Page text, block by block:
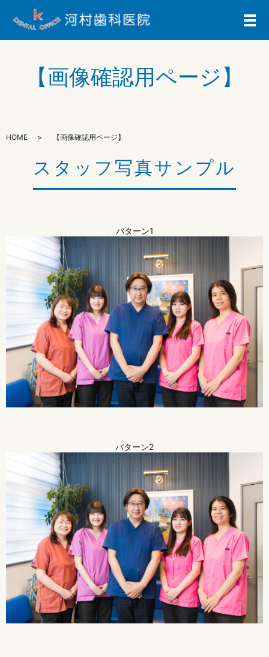
メ
【画像確認用ページ】
HOME 【画像確認用ページ】
スタッフ写真サンプル
パターン1
パターン2